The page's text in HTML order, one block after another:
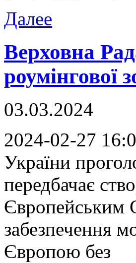
Далее
Верховна
роумінгової
03.03.2024
2024-02-27
України
передбачає
Європейським
забезпечення
Європою без